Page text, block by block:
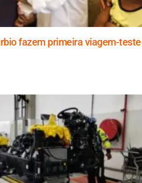
fazem primeira viagem-teste